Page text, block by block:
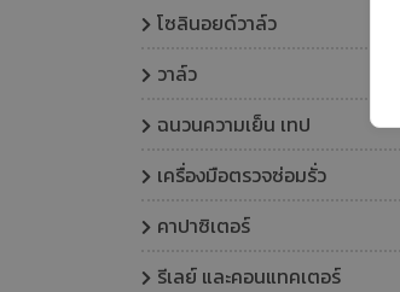
โซลินอยด์วาล์ว
วาล์ว
ฉนวนความเย็น เทป
เครื่องมือตรวจซ่อมรั่ว
คาปาซิเตอร์
รีเลย์ และคอนแทคเตอร์